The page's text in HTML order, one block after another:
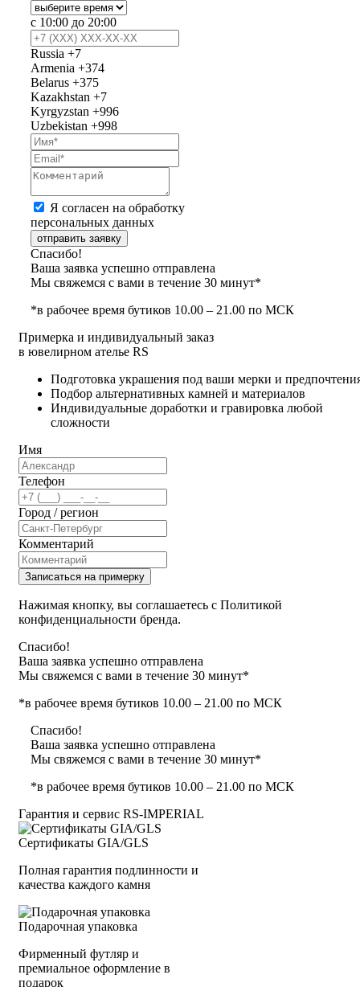
с 10:00 до 20:00
Russia +7
Armenia +374
Belarus +375
Kazakhstan +7
Kyrgyzstan +996
Uzbekistan +998
Я согласен на обработку
персональных данных
отправить заявку
Спасибо!
Ваша заявка успешно отправлена
Мы свяжемся с вами в течение 30 минут*
*в рабочее время бутиков 10.00 – 21.00 по МСК
Примерка и индивидуальный заказ
в ювелирном ателье RS
Подготовка украшения под ваши мерки и
Подбор альтернативных камней и материалов
Индивидуальные доработки и гравировка любой
сложности
Имя
Телефон
Город / регион
Комментарий
Записаться на примерку
Нажимая кнопку, вы соглашаетесь с Политикой
конфиденциальности бренда.
Спасибо!
Ваша заявка успешно отправлена
Мы свяжемся с вами в течение 30 минут*
*в рабочее время бутиков 10.00 – 21.00 по МСК
Спасибо!
Ваша заявка успешно отправлена
Мы свяжемся с вами в течение 30 минут*
*в рабочее время бутиков 10.00 – 21.00 по МСК
Гарантия и сервис RS‑IMPERIAL
Сертификаты GIA/GLS
Полная гарантия подлинности и
качества каждого камня
Подарочная упаковка
Фирменный футляр и
премиальное оформление в
подарок